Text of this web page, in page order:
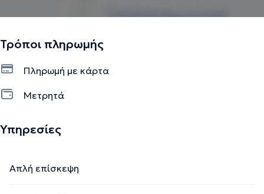
Τρόποι πληρωμής
Πληρωμή με κάρτα
Μετρητά
Υπηρεσίες
Απλή επίσκεψη